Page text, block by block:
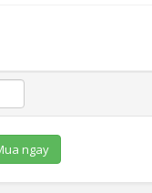
ngay